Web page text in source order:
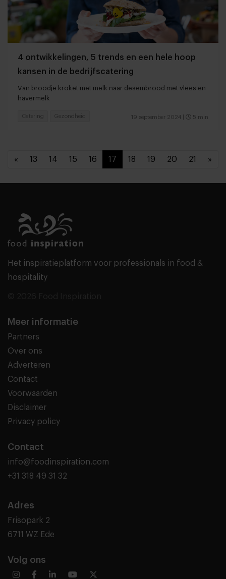
4 ontwikkelingen, 5 trends en een hele hoop
kansen in de bedrijfscatering
Van broodje kroket met melk naar desembrood met vlees en
havermelk
19 september 2024 5 min
Catering Gezondheid
« 13 14 15 16 17 18 19 20 21 »
Het inspiratieplatform voor professionals in food &
hospitality
Meer informatie
Partners
Over ons
Adverteren
Contact
Voorwaarden
Disclaimer
Privacy policy
Contact
info@foodinspiration.com
+31 318 49 31 32
Adres
Frisopark 2
6711 WZ Ede
Volg ons